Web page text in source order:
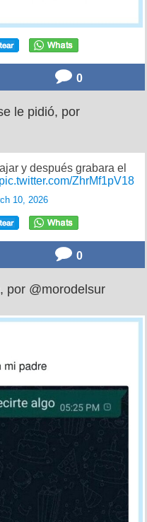
0
le pidió, por
y después grabara el
pic.twitter.com/ZhrMf1pV18
10, 2026
0
por @morodelsur